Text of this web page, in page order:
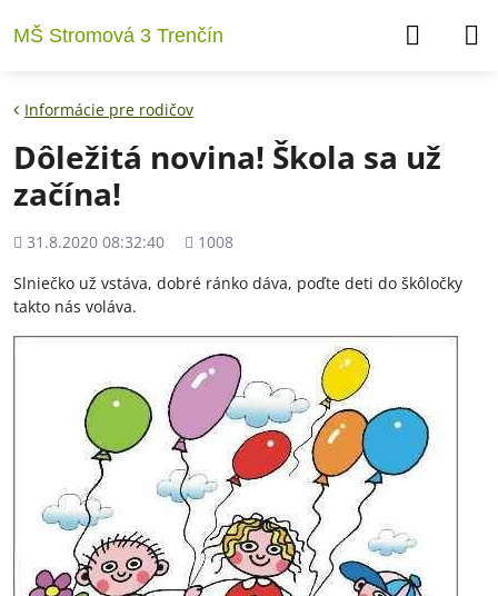
MŠ Stromová 3 Trenčín
Informácie pre rodičov
Dôležitá novina! Škola sa už
začína!
Pridané
31.8.2020 08:32:40
Počet
1008
Slniečko už vstáva, dobré ránko dáva, poďte deti do škôločky
takto nás voláva.